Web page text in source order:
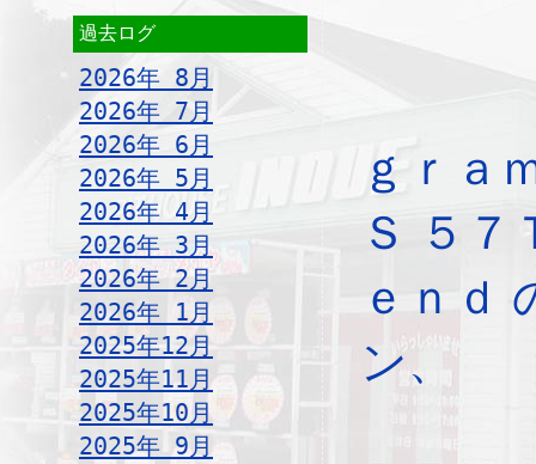
過去ログ
2026年 8月
2026年 7月
2026年 6月
2026年 5月
2026年 4月
2026年 3月
2026年 2月
2026年 1月
2025年12月
2025年11月
2025年10月
2025年 9月
ｇｒａ
Ｓ ５７
ｅｎｄ
ン、